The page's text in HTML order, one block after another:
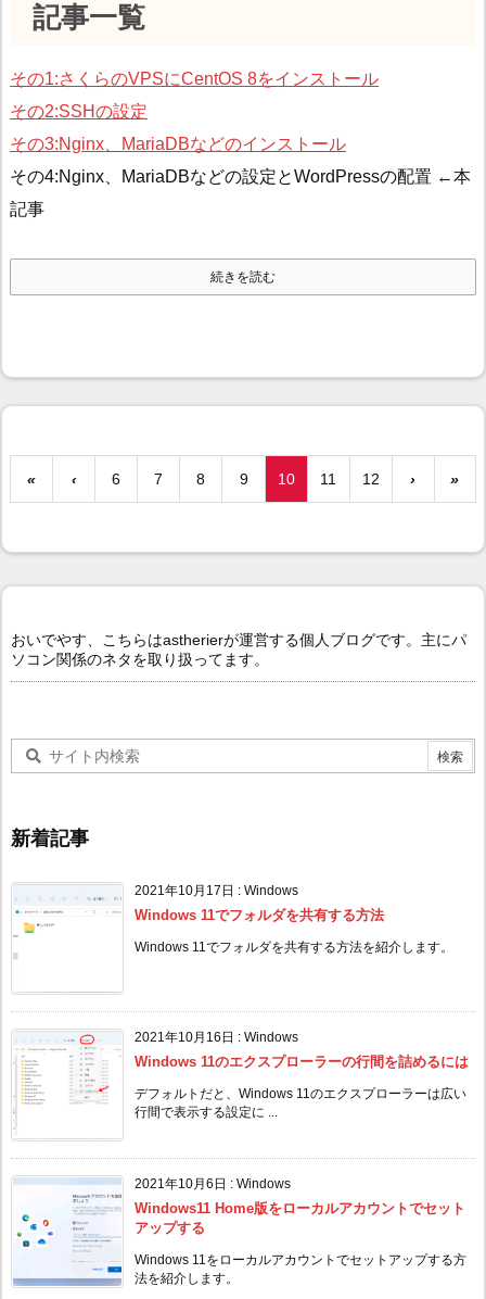
記事一覧
その1:さくらのVPSにCentOS 8をインストール
その2:SSHの設定
その3:Nginx、MariaDBなどのインストール
その4:Nginx、MariaDBなどの設定とWordPressの配置 ←本
記事
続きを読む
« ‹ 6 7 8 9 10 11 12 › »
おいでやす、こちらはastherierが運営する個人ブログです。主にパ
ソコン関係のネタを取り扱ってます。
新着記事
2021年10月17日 : Windows
Windows 11でフォルダを共有する方法
Windows 11でフォルダを共有する方法を紹介します。
2021年10月16日 : Windows
Windows 11のエクスプローラーの行間を詰めるには
デフォルトだと、Windows 11のエクスプローラーは広い
行間で表示する設定に ...
2021年10月6日 : Windows
Windows11 Home版をローカルアカウントでセット
アップする
Windows 11をローカルアカウントでセットアップする方
法を紹介します。